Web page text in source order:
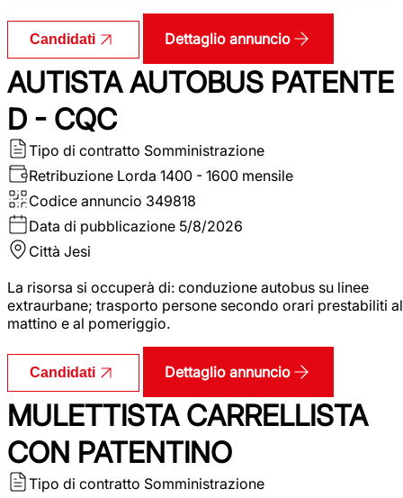
Candidati Dettaglio annuncio
AUTISTA AUTOBUS PATENTE
D - CQC
Tipo di contratto Somministrazione
Retribuzione Lorda 1400 - 1600 mensile
Codice annuncio 349818
Data di pubblicazione 5/8/2026
Città Jesi
La risorsa si occuperà di: conduzione autobus su linee
extraurbane; trasporto persone secondo orari prestabiliti al
mattino e al pomeriggio.
Candidati Dettaglio annuncio
MULETTISTA CARRELLISTA
CON PATENTINO
Tipo di contratto Somministrazione